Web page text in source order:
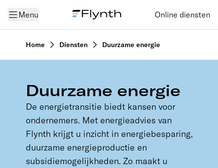
Menu Online diensten
Home Diensten Duurzame energie
Duurzame energie
De energietransitie biedt kansen voor
ondernemers. Met energieadvies van
Flynth krijgt u inzicht in energiebesparing,
duurzame energieproductie en
subsidiemogelijkheden. Zo maakt u